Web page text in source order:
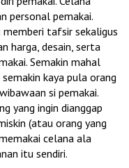
personal pemakai.
tafsir sekaligus
harga, desain, serta
Semakin mahal
kaya pula orang
si pemakai.
yang ingin dianggap
(atau orang yang
celana ala
itu sendiri.